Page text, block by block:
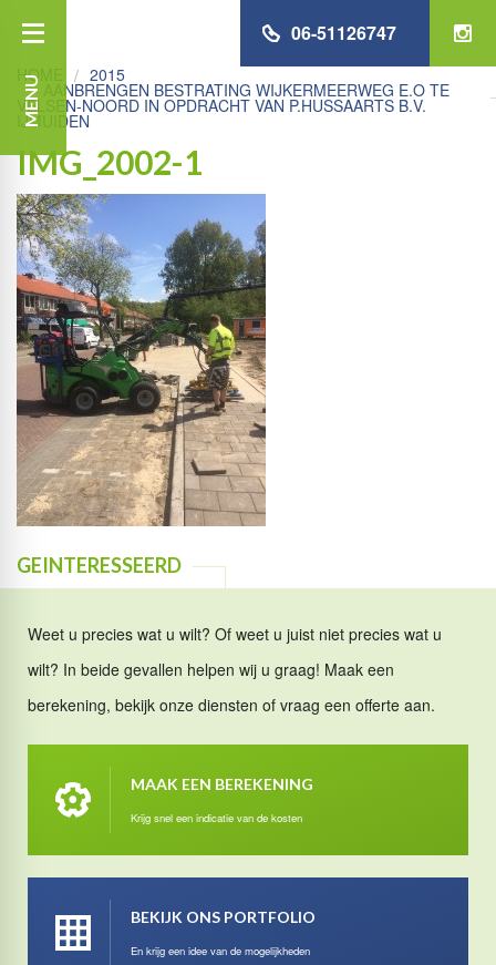
MENU
06-51126747
HOME 2015
AANBRENGEN BESTRATING WIJKERMEERWEG E.O TE
VELSEN-NOORD IN OPDRACHT VAN P.HUSSAARTS B.V.
IJMUIDEN
IMG_2002-1
GEINTERESSEERD
Weet u precies wat u wilt? Of weet u juist niet precies wat u
wilt? In beide gevallen helpen wij u graag! Maak een
berekening, bekijk onze diensten of vraag een offerte aan.
MAAK EEN BEREKENING
Krijg snel een indicatie van de kosten
BEKIJK ONS PORTFOLIO
En krijg een idee van de mogelijkheden